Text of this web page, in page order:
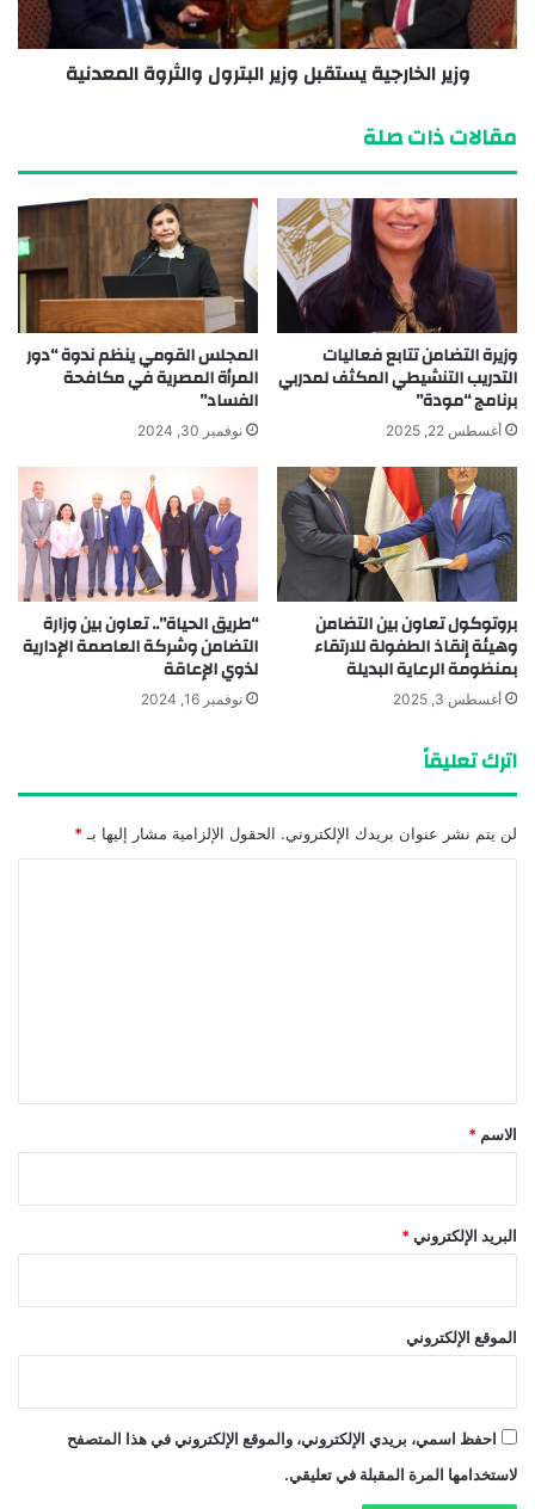
وزير الخارجية يستقبل وزير البترول والثروة المعدنية
مقالات ذات صلة
وزيرة التضامن تتابع فعاليات
التدريب التنشيطي المكثف لمدربي
برنامج “مودة”
أغسطس 22, 2025
المجلس القومي ينظم ندوة “دور
المرأة المصرية في مكافحة
الفساد”
نوفمبر 30, 2024
بروتوكول تعاون بين التضامن
وهيئة إنقاذ الطفولة للارتقاء
بمنظومة الرعاية البديلة
أغسطس 3, 2025
“طريق الحياة”.. تعاون بين وزارة
التضامن وشركة العاصمة الإدارية
لذوي الإعاقة
نوفمبر 16, 2024
اترك تعليقاً
لن يتم نشر عنوان بريدك الإلكتروني. الحقول الإلزامية مشار إليها بـ *
*
الاسم *
البريد الإلكتروني *
الموقع الإلكتروني
احفظ اسمي، بريدي الإلكتروني، والموقع الإلكتروني في هذا المتصفح
لاستخدامها المرة المقبلة في تعليقي.